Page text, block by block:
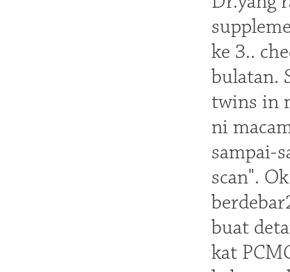
ke 3..
bulatan.
twins in
ni
sampai-
scan".
buat
kat